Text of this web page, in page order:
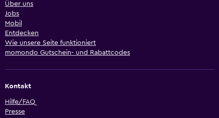
Über uns
Jobs
Mobil
Entdecken
Wie unsere Seite funktioniert
momondo Gutschein- und Rabattcodes
Kontakt
Hilfe/FAQ
Presse